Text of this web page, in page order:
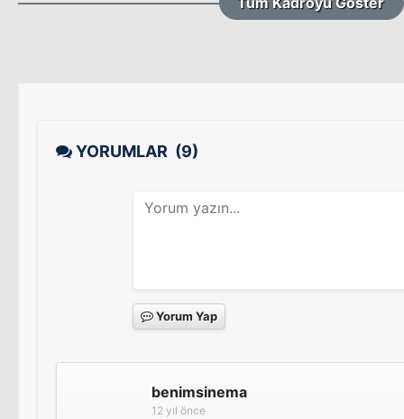
YORUMLAR (9)
Yorum Yap
benimsinema
12 yıl önce